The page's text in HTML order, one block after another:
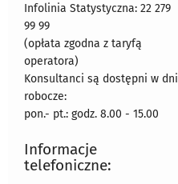
Infolinia Statystyczna: 22 279
99 99
(opłata zgodna z taryfą
operatora)
Konsultanci są dostępni w dni
robocze:
pon.- pt.: godz. 8.00 - 15.00
Informacje
telefoniczne: